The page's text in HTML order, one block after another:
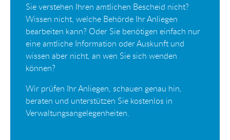
Sie verstehen Ihren amtlichen Bescheid nicht?
Wissen nicht, welche Behörde Ihr Anliegen
bearbeiten kann? Oder Sie benötigen einfach nur
eine amtliche Information oder Auskunft und
wissen aber nicht, an wen Sie sich wenden
können?
Wir prüfen Ihr Anliegen, schauen genau hin,
beraten und unterstützen Sie kostenlos in
Verwaltungsangelegenheiten.